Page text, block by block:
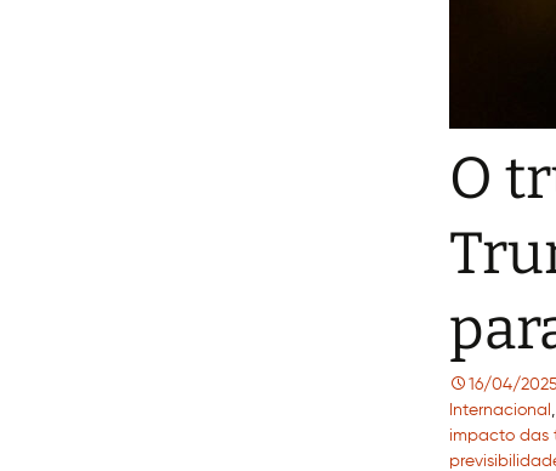
O
16/04/2025
Internacional ,
impacto das